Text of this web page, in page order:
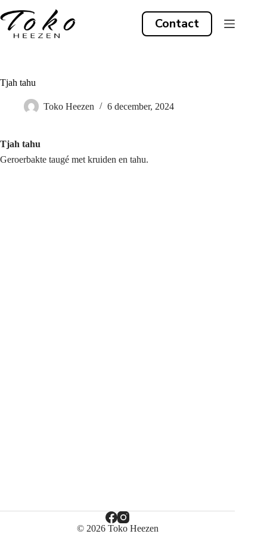
naar
de
inhoud
Contact
Tjah tahu
Toko Heezen 6 december, 2024
Tjah tahu
Geroerbakte taugé met kruiden en tahu.
© 2026 Toko Heezen